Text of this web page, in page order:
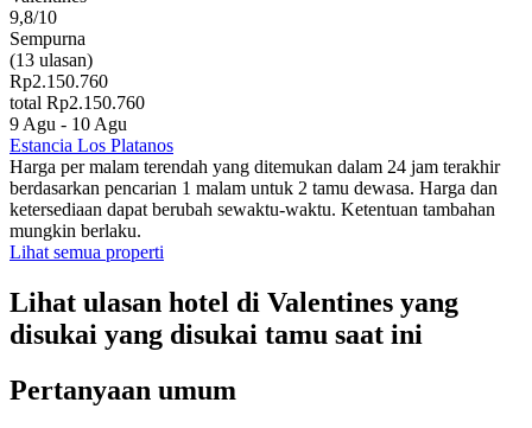
9,8/10
Sempurna
(13 ulasan)
Rp2.150.760
total Rp2.150.760
9 Agu - 10 Agu
Estancia Los Platanos
Harga per malam terendah yang ditemukan dalam 24 jam terakhir
berdasarkan pencarian 1 malam untuk 2 tamu dewasa. Harga dan
ketersediaan dapat berubah sewaktu-waktu. Ketentuan tambahan
mungkin berlaku.
Lihat semua properti
Lihat ulasan hotel di Valentines yang
disukai yang disukai tamu saat ini
Pertanyaan umum